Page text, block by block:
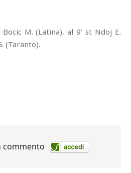
M. (Latina), al 9' st Ndoj E.
(Taranto).